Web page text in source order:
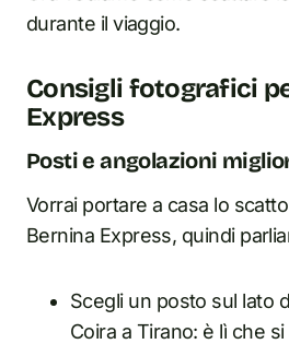
durante il viaggio.
Consigli fotografici
Express
Posti e angolazioni
Vorrai portare a casa lo
Bernina Express, quindi
Scegli un posto sul lato
Coira a Tirano: è lì che